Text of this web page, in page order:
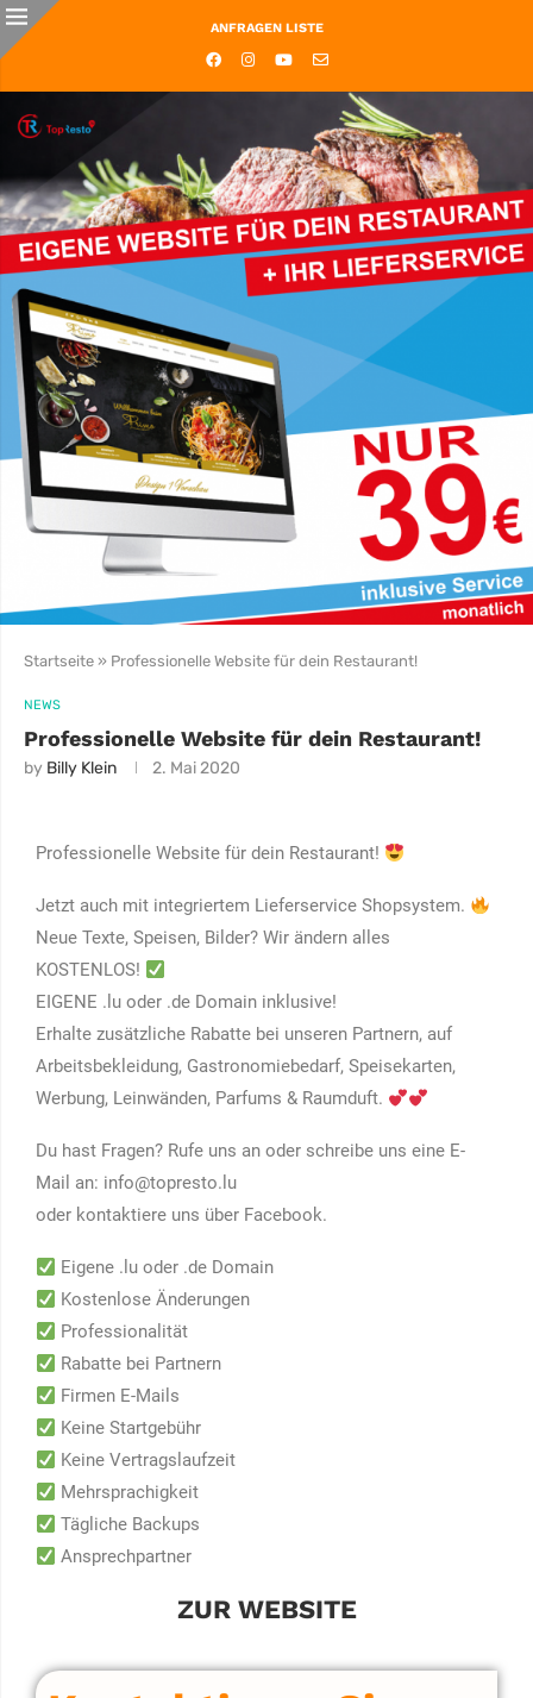
ANFRAGEN LISTE
Startseite » Professionelle Website für dein Restaurant!
NEWS
Professionelle Website für dein Restaurant!
by Billy Klein 2. Mai 2020
Professionelle Website für dein Restaurant!
Jetzt auch mit integriertem Lieferservice Shopsystem.
Neue Texte, Speisen, Bilder? Wir ändern alles
KOSTENLOS!
EIGENE .lu oder .de Domain inklusive!
Erhalte zusätzliche Rabatte bei unseren Partnern, auf
Arbeitsbekleidung, Gastronomiebedarf, Speisekarten,
Werbung, Leinwänden, Parfums & Raumduft.
Du hast Fragen? Rufe uns an oder schreibe uns eine E-
Mail an: info@topresto.lu
oder kontaktiere uns über Facebook.
Eigene .lu oder .de Domain
Kostenlose Änderungen
Professionalität
Rabatte bei Partnern
Firmen E-Mails
Keine Startgebühr
Keine Vertragslaufzeit
Mehrsprachigkeit
Tägliche Backups
Ansprechpartner
ZUR WEBSITE